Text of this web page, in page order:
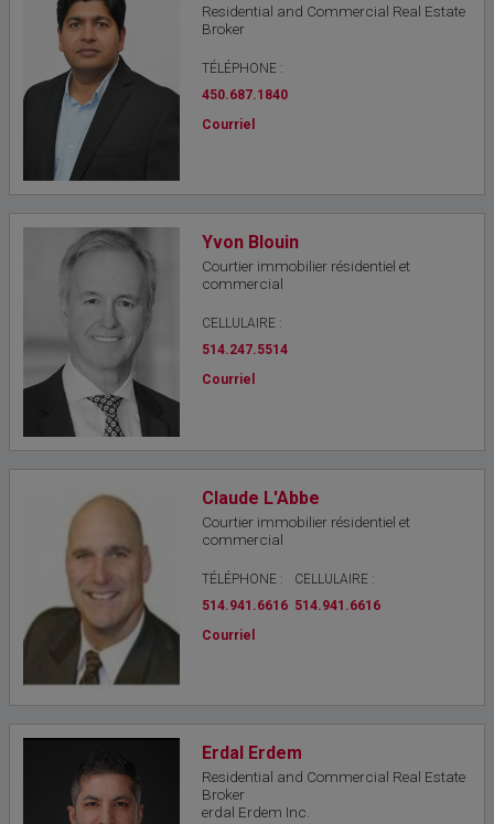
Residential and Commercial Real Estate
Broker
TÉLÉPHONE :
450.687.1840
Courriel
Yvon Blouin
Courtier immobilier résidentiel et
commercial
CELLULAIRE :
514.247.5514
Courriel
Claude L'Abbe
Courtier immobilier résidentiel et
commercial
TÉLÉPHONE :
514.941.6616
CELLULAIRE :
514.941.6616
Courriel
Erdal Erdem
Residential and Commercial Real Estate
Broker
erdal Erdem Inc.